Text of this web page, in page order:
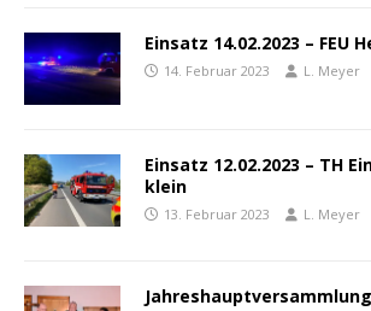
Einsatz 14.02.2023 – FEU
14. Februar 2023 L. Meyer
Einsatz 12.02.2023 – TH
klein
13. Februar 2023 L. Meyer
Jahreshauptversammlung